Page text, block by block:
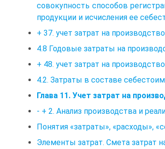
совокупность способов
продукции и исчисления ее
+ 37. учет затрат на
4.8 Годовые затраты на
+ 48. учет затрат на
4.2. Затраты в составе
Глава 11. Учет затрат на
- + 2. Анализ производства и
Понятия «затраты», «расходы»,
Элементы затрат. Смета затрат